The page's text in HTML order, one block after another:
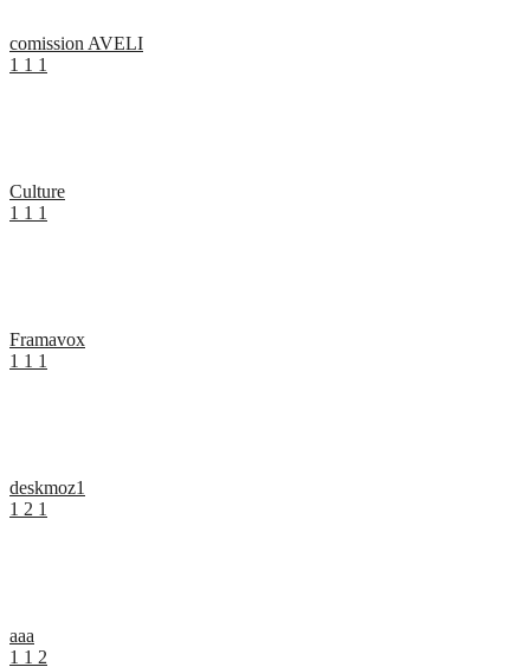
comission AVELI
1 1 1
Culture
1 1 1
Framavox
1 1 1
deskmoz1
1 2 1
aaa
1 1 2